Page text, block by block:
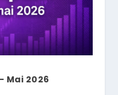
Mai 2026